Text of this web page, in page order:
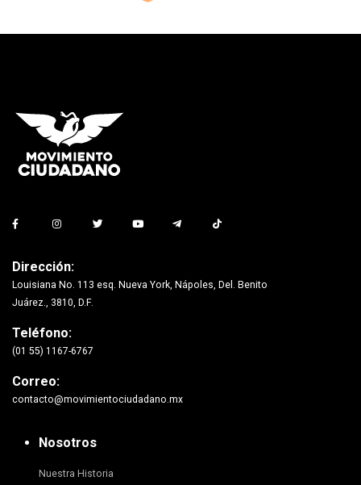
Dirección:
Louisiana No. 113 esq. Nueva York, Nápoles, Del. Benito
Juárez., 3810, D.F.
Teléfono:
(01 55) 1167-6767
Correo:
contacto@movimientociudadano.mx
Nosotros
Nuestra Historia